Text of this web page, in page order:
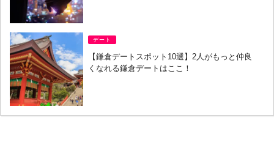
デート
【鎌倉デートスポット10選】2人がもっと仲良
くなれる鎌倉デートはここ！